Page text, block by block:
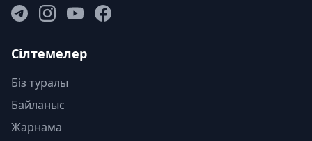
Сілтемелер
Біз туралы
Байланыс
Жарнама